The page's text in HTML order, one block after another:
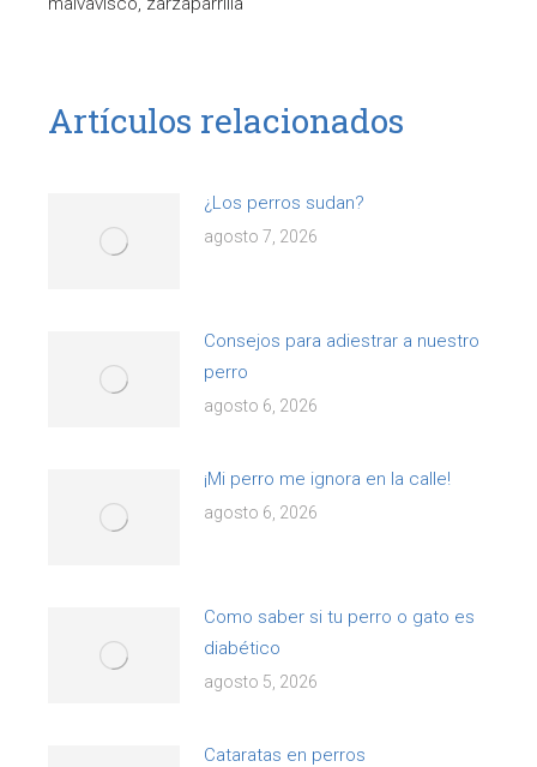
Artículos relacionados
¿Los perros sudan?
agosto 7, 2026
Consejos para adiestrar a nuestro
perro
agosto 6, 2026
¡Mi perro me ignora en la calle!
agosto 6, 2026
Como saber si tu perro o gato es
diabético
agosto 5, 2026
Cataratas en perros